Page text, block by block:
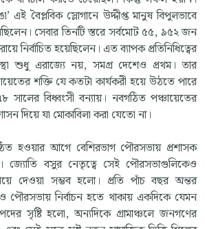
এই বৈপ্লবিক স্লোগানে উদ্দীপ্ত মানুষ বিপুলভাবে
সেবার তিনটি স্তরে সর্বমোট ৫৫, ৯৫২ জন
নির্বাচিত হয়েছিলেন। এত ব্যাপক প্রতিনিধিত্বের
শুধু এরাজ্যে নয়, সমগ্র দেশেও প্রথম। তার
শক্তি যে কতটা কার্যকরী হয়ে উঠতে পারে
সালের বিধ্বংসী বন্যায়। নবগঠিত পঞ্চায়েতের
দিয়ে যা মোকাবিলা করা যেতো না।
হওয়ার আগে বেশিরভাগ পৌরসভায় প্রশাসক
জ্যোতি বসুর নেতৃত্বে সেই পৌরসভাগুলিকেও
দেওয়া সম্ভব হলো। প্রতি পাঁচ বছর অন্তর
পৌরসভায় নির্বাচন হতে থাকায় একদিকে যেমন
সৃষ্টি হলো, অন্যদিকে গ্রামাঞ্চলে জনগণের